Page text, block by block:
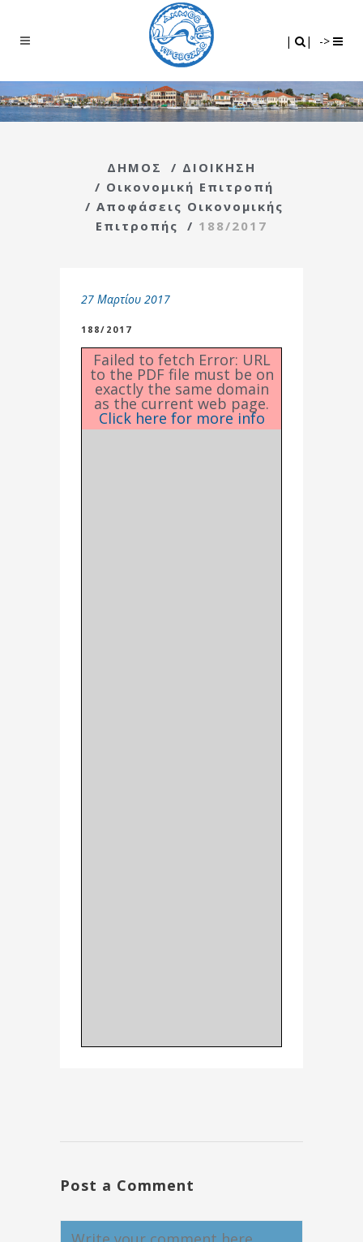
| | ->
ΔΗΜΟΣ / ΔΙΟΙΚΗΣΗ
/ Οικονομική Επιτροπή
/ Αποφάσεις Οικονομικής
Επιτροπής
/ 188/2017
27 Μαρτίου 2017
188/2017
Failed to fetch Error: URL
to the PDF file must be on
exactly the same domain
as the current web page.
Click here for more info
Post a Comment